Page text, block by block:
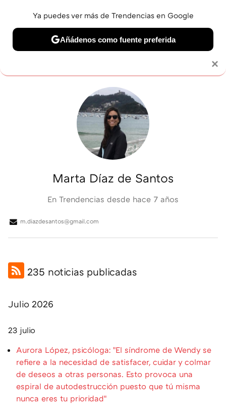
BELLEZA SHOPPING VIAJES GASTRO SNEAKERS
Marta Díaz de Santos
En Trendencias desde hace 7 años
m.diazdesantos@gmail.com
235 noticias publicadas
Julio 2026
23 julio
Aurora López, psicóloga: "El síndrome de Wendy se
refiere a la necesidad de satisfacer, cuidar y colmar
de deseos a otras personas. Esto provoca una
espiral de autodestrucción puesto que tú misma
nunca eres tu prioridad"
×
Ya puedes ver más de Trendencias en Google
Añádenos como fuente preferida